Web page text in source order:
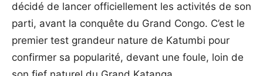
décidé de lancer officiellement les activités de son
parti, avant la conquête du Grand Congo. C’est le
premier test grandeur nature de Katumbi pour
confirmer sa popularité, devant une foule, loin de